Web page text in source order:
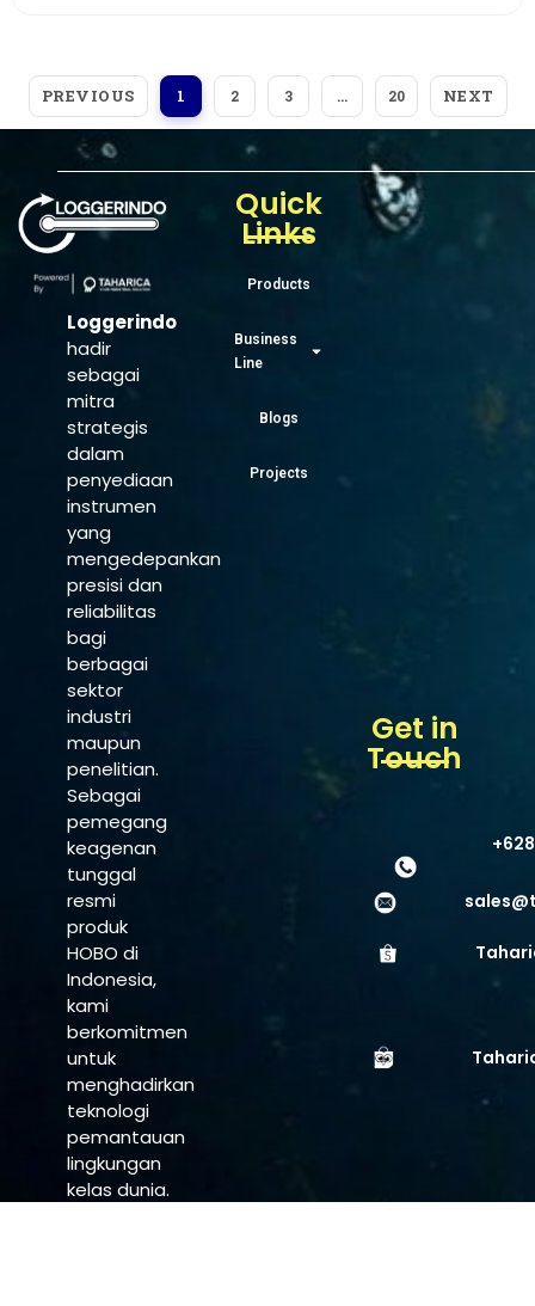
PREVIOUS 1 2 3 … 20 NEXT
Loggerindo
hadir
sebagai
mitra
strategis
dalam
penyediaan
instrumen
yang
mengedepankan
presisi dan
reliabilitas
bagi
berbagai
sektor
industri
maupun
penelitian.
Sebagai
pemegang
keagenan
tunggal
resmi
produk
HOBO di
Indonesia,
kami
berkomitmen
untuk
menghadirkan
teknologi
pemantauan
lingkungan
kelas dunia.
Quick
Links
Products
Business
Line
Blogs
Projects
Get in
Touch